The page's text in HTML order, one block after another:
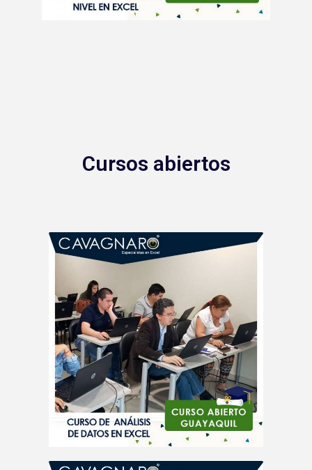
Cursos abiertos